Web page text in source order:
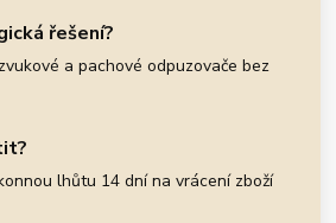
řešení?
a pachové odpuzovače bez
lhůtu 14 dní na vrácení zboží